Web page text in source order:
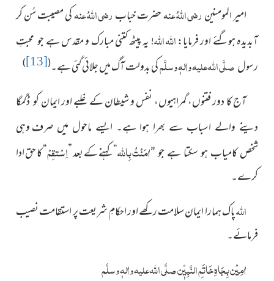
امیر المومنینرضی اللہُ عنہحضرت خبابرضی اللہُ عنہکی مصیبت سُن کر
آبدیدہ ہوگئے اور فرمایا:اللہاللہ! یہ پیٹھ کتنی مبارک ومقدس ہےجو محبتِ
رسول صلَّی اللہ علیہ واٰلہٖ وسلَّمکی بدولت آگ میں جلائی گئی ہے۔(
[13]
)
آج کا دور فتنوں، گمراہیوں، نفس و شیطان کے غلبے اور ایمانکو ڈگمگا
دینے والے اسباب سے بھرا ہوا ہے۔ ایسے ماحول میں صرفوہی
شخص کامیاب ہو سکتا ہے جو ”اٰمَنْتُ بِاللہ“ کہنے کے بعد ”اِسْتقِمْ“کا حق ادا
کرے۔
اللہپاک ہمارا ایمان سلامت رکھے اور احکامِ شریعت پر استقامتنصیب
فرمائے۔
اٰمِیْن بِجَاہِ خَاتَمِ النَّبِیّٖن صلَّی اللہ علیہ واٰلہٖ وسلَّم